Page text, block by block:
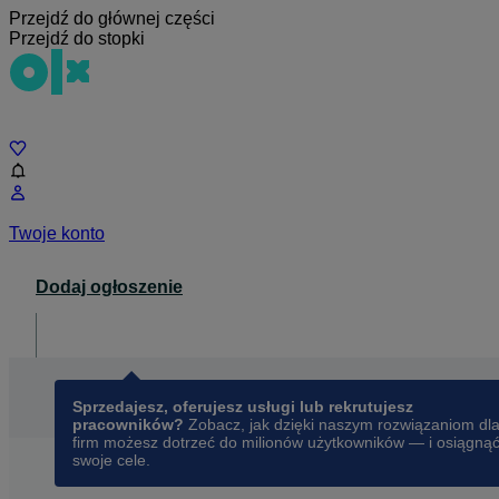
Przejdź do głównej części
Przejdź do stopki
Twoje konto
Dodaj ogłoszenie
Sprzedajesz, oferujesz usługi lub rekrutujesz
pracowników? Zobacz, jak dzięki naszym rozwiązaniom dla
firm możesz dotrzeć do milionów użytkowników — i osiągnąć
swoje cele.